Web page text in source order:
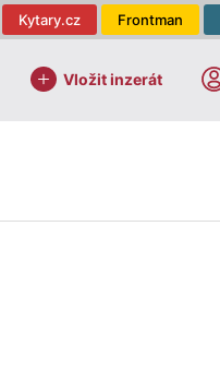
Frontman
Kytary.cz
Vložit inzerát